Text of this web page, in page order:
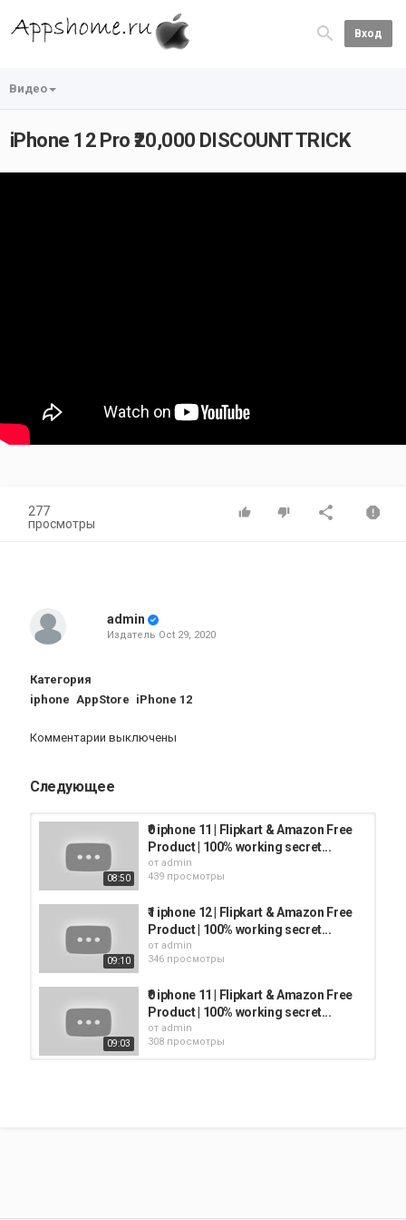
Вход
Видео
iPhone 12 Pro ₹20,000 DISCOUNT TRICK
277
просмотры
admin
Издатель Oct 29, 2020
Категория
iphone AppStore iPhone 12
Комментарии выключены
Следующее
08:50
₹0 iphone 11 | Flipkart & Amazon Free
Product | 100% working secret...
от admin
439 просмотры
09:10
₹1 iphone 12 | Flipkart & Amazon Free
Product | 100% working secret...
от admin
346 просмотры
09:03
₹0 iphone 11 | Flipkart & Amazon Free
Product | 100% working secret...
от admin
308 просмотры